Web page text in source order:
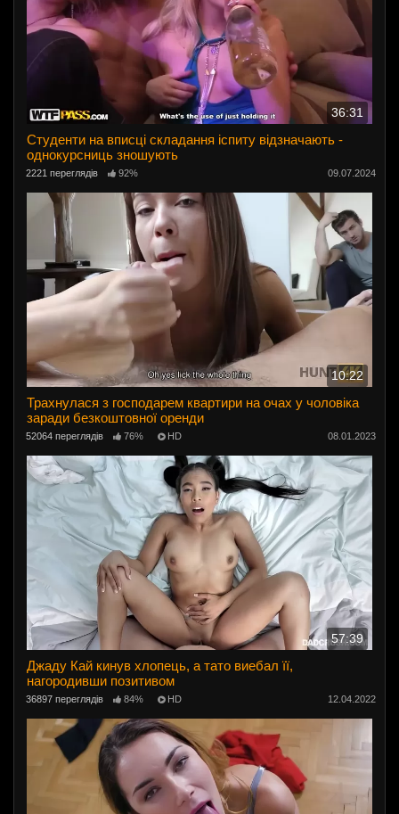
36:31
Студенти на вписці складання іспиту відзначають -
однокурсниць зношують
2221 переглядів 92% 09.07.2024
10:22
Трахнулася з господарем квартири на очах у чоловіка
заради безкоштовної оренди
52064 переглядів 76% HD 08.01.2023
57:39
Джаду Кай кинув хлопець, а тато виебал її,
нагородивши позитивом
36897 переглядів 84% HD 12.04.2022